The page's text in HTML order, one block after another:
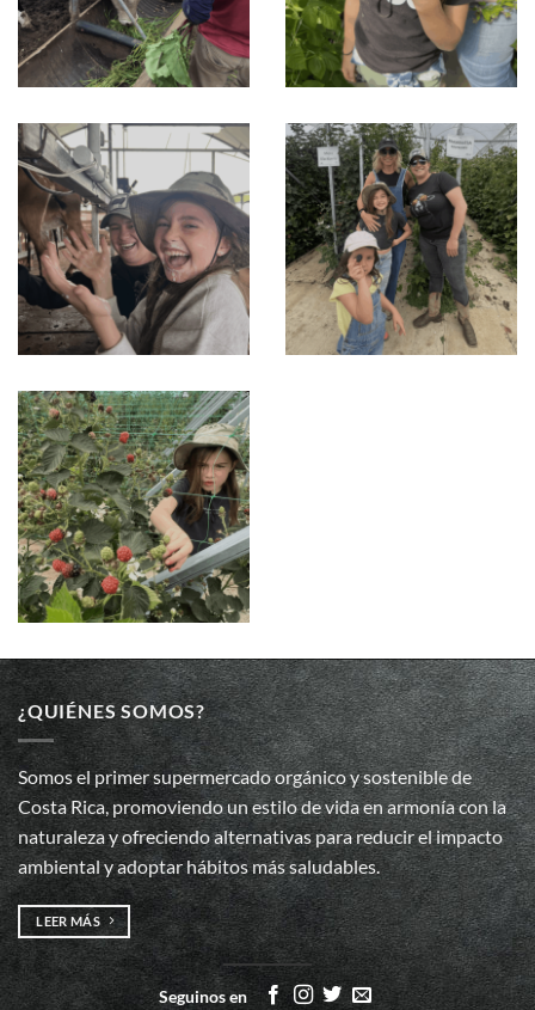
¿QUIÉNES SOMOS?
Somos el primer supermercado orgánico y sostenible de
Costa Rica, promoviendo un estilo de vida en armonía con la
naturaleza y ofreciendo alternativas para reducir el impacto
ambiental y adoptar hábitos más saludables.
LEER MÁS
Seguinos en